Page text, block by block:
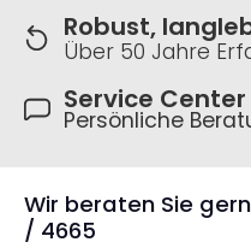
Robust,
Über 50 Jahre
Service Center
Persönliche
Wir beraten Sie
/ 4665